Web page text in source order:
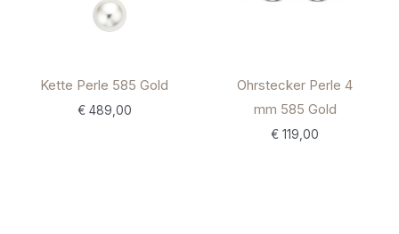
Kette Perle 585 Gold
€489,00
Ohrstecker Perle 4
mm 585 Gold
€ 119,00